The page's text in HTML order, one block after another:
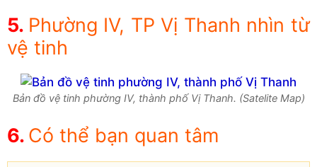
Phường IV, TP Vị Thanh nhìn từ
vệ tinh
Bản đồ vệ tinh phường IV, thành phố Vị Thanh. (Satelite Map)
Có thể bạn quan tâm